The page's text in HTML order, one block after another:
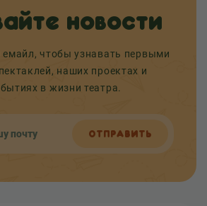
новости
емайл, чтобы узнавать первыми
наших проектах и
в жизни театра.
ОТПРАВИТЬ